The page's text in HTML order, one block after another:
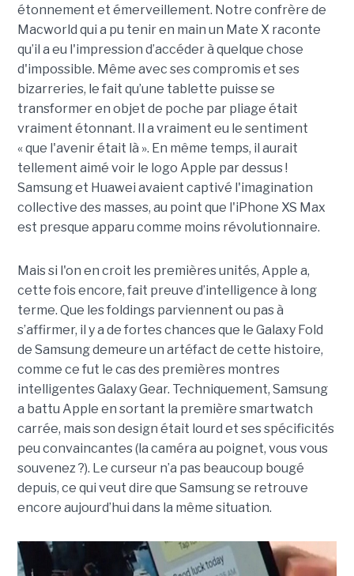
étonnement et émerveillement. Notre confrère de
Macworld qui a pu tenir en main un Mate X raconte
qu’il a eu l'impression d’accéder à quelque chose
d'impossible. Même avec ses compromis et ses
bizarreries, le fait qu’une tablette puisse se
transformer en objet de poche par pliage était
vraiment étonnant. Il a vraiment eu le sentiment
« que l'avenir était là ». En même temps, il aurait
tellement aimé voir le logo Apple par dessus !
Samsung et Huawei avaient captivé l'imagination
collective des masses, au point que l'iPhone XS Max
est presque apparu comme moins révolutionnaire.
Mais si l'on en croit les premières unités, Apple a,
cette fois encore, fait preuve d’intelligence à long
terme. Que les foldings parviennent ou pas à
s’affirmer, il y a de fortes chances que le Galaxy Fold
de Samsung demeure un artéfact de cette histoire,
comme ce fut le cas des premières montres
intelligentes Galaxy Gear. Techniquement, Samsung
a battu Apple en sortant la première smartwatch
carrée, mais son design était lourd et ses spécificités
peu convaincantes (la caméra au poignet, vous vous
souvenez ?). Le curseur n’a pas beaucoup bougé
depuis, ce qui veut dire que Samsung se retrouve
encore aujourd’hui dans la même situation.